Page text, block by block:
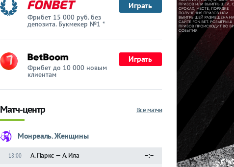
Фрибет 15 000 руб. без
депозита. Букмекер №1 *
Играть
Фрибет до 10 000 новым
клиентам
Играть
Все матчи
Матч-центр
Монреаль. Женщины
18:00 А. Паркс — А. Ила –:–